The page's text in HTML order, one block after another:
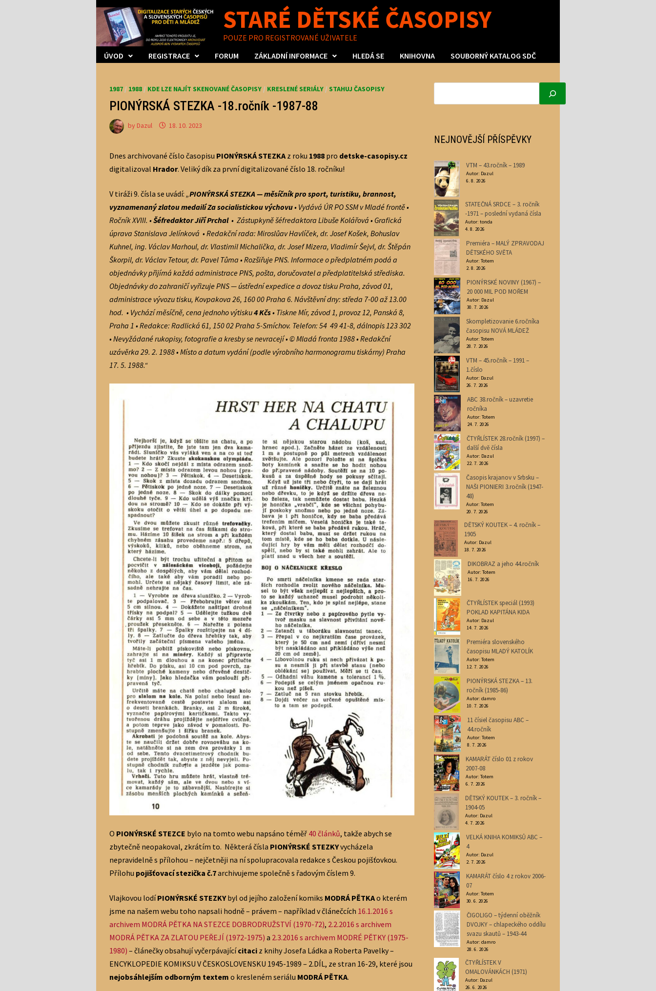
Skip
to
content
STARÉ DĚTSKÉ ČASOPISY
POUZE PRO REGISTROVANÉ UŽIVATELE
ÚVOD
REGISTRACE FORUM ZÁKLADNÍ INFORMACE HLEDÁ SE KNIHOVNA SOUBORNÝ KATALOG SDČ
1987 / 1988 / KDE LZE NAJÍT SKENOVANÉ ČASOPISY / KRESLENÉ SERIÁLY /STAHUJ ČASOPISY
PIONÝRSKÁ STEZKA -18.ročník -1987-88
byDazul 18. 10. 2023
Dnes archivované číslo časopisu PIONÝRSKÁ STEZKAz roku 1988 pro detske-casopisy.cz
digitalizoval Hrador. Veliký dík za první digitalizované číslo 18. ročníku!
V tiráži 9. čísla se uvádí: „PIONÝRSKÁ STEZKA — mě­síčník pro sport, turistiku, brannost,
vyznamenaný zla­tou medailí Za socialistic­kou výchovu• Vydává ÚR PO SSM v Mladé frontě •
Ročník XVIII. •Šéfredaktor Jiří Prchal• Zástupkyně šéfredaktora Libuše Kolářová • Grafická
úprava Stanislava Jelínková • Re­dakční rada: Miroslůav Havlíček, dr. Josef Košek, Bohuslav
Kuhnel, ing. Vác­lav Marhoul, dr. Vlasti­mil Michalička, dr. Josef Mizera, Vladimír Šejvl, dr. Štěpán
Škorpil, dr. Vác­lav Tetour, dr. Pavel Tů­ma • Rozšiřuje PNS. In­formace o předplatném podá a
objednávky přijímá kaž­dá administrace PNS, poš­ta, doručovatel a předpla­titelská střediska.
Objed­návky do zahraničí vyři­zuje PNS — ústřední ex­pedice a dovoz tisku Pra­ha, závod 01,
adminis­trace vývozu tisku, Kovpakova 26, 160 00 Praha 6. Návštěvní dny: středa 7-00 až 13.00
hod.• Vychází mě­síčně, cena jednoho výtis­ku4 Kčs• Tiskne Mír, zá­vod 1, provoz 12, Panská 8,
Praha 1 • Redakce: Radlic­ká 61, 150 02 Praha 5-Smíchov. Telefon: 54 49 41-8, dálnopis 123 302
• Nevyžá­dané rukopisy, fotografie a kresby se nevracejí • © Mladá fronta 1988 • Re­dakční
uzávěrka 29. 2. 1988 • Místo a datum vydání (podle výrobního harmono­gramu tiskárny) Praha
17. 5. 1988.“
O PIONÝRSKÉ STEZCE bylo na tomto webu napsáno téměř 40 článků, takže abych se
zbytečně neopakoval, zkrátím to. Některá čísla PIONÝRSKÉ STEZKYvycházela
nepravidelně s přílohou – nejčetněji na ní spolupracovala redakce s Českou pojišťovkou.
Přílohu pojišťovací stezička č.7archivujeme společně s řadovým číslem 9.
Vlajkovou lodíPIONÝRSKÉ STEZKYbyl od jejího založení komiks MODRÁ PĚTKAo kterém
jsme na našem webu toho napsali hodně – právem – například v článečcích 16.1.2016 s
archivem MODRÁ PĚTKA NA STEZCE DOBRODRUŽSTVÍ (1970-72), 2.2.2016 s archivem
MODRÁ PĚTKA ZA ZLATOU PEŘEJÍ (1972-1975) a 2.3.2016 s archivem MODRÉ PĚTKY (1975-
1980) – článečky obsahují vyčerpávajícícitaci z knihy Josefa Ládka a Roberta Pavelky –
ENCYKLOPEDIE KOMIKSU V ČESKOSLOVENSKU 1945-1989 – 2.DÍL, ze stran 16-29, které jsou
nejobsáhlejším odborným textemo kresleném seriálu MODRÁPĚTKA.
NEJNOVĚJŠÍ PŘÍSPĚVKY
VTM – 43.ročník – 1989
Autor: Dazul
6. 8. 2026
STATEČNÁ SRDCE – 3. ročník
-1971 – poslední vydaná čísla
Autor: tonda
4. 8. 2026
Premiéra – MALÝ ZPRAVODAJ
DĚTSKÉHO SVĚTA
Autor: Totem
2. 8. 2026
PIONÝRSKÉ NOVINY (1967) –
20 000 MIL POD MOŘEM
Autor: Dazul
30. 7. 2026
Skompletizovanie 6.ročníka
časopisu NOVÁ MLÁDEŽ
Autor: Totem
28. 7. 2026
VTM – 45.ročník – 1991 –
1.číslo
Autor: Dazul
26. 7. 2026
ABC 38.ročník – uzavretie
ročníka
Autor: Totem
24. 7. 2026
ČTYŘLÍSTEK 28.ročník (1997) –
další dvě čísla
Autor: Dazul
22. 7. 2026
Časopis krajanov v Srbsku –
NAŠI PIONIERI 3.ročník (1947-
48)
Autor: Totem
20. 7. 2026
DĚTSKÝ KOUTEK – 4. ročník –
1905
Autor: Dazul
18. 7. 2026
DIKOBRAZ a jeho 44.ročník
Autor: Totem
16. 7. 2026
ČTYŘLÍSTEK speciál (1993)
POKLAD KAPITÁNA KIDA
Autor: Dazul
14. 7. 2026
Premiéra slovenského
časopisu MLADÝ KATOLÍK
Autor: Totem
12. 7. 2026
PIONÝRSKÁ STEZKA – 13.
ročník (1985-86)
Autor: damro
10. 7. 2026
11 čísiel časopisu ABC –
44.ročník
Autor: Totem
8. 7. 2026
KAMARÁT číslo 01 z rokov
2007-08
Autor: Totem
6. 7. 2026
DĚTSKÝ KOUTEK – 3. ročník –
1904-05
Autor: Dazul
4. 7. 2026
VELKÁ KNIHA KOMIKSŮ ABC –
4
Autor: Dazul
2. 7. 2026
KAMARÁT číslo 4 z rokov 2006-
07
Autor: Totem
30. 6. 2026
ČIGOLIGO – týdenní oběžník
DVOJKY – chlapeckého oddílu
svazu skautů – 1943-44
Autor: damro
28. 6. 2026
ČTYŘLÍSTEK V
OMALOVÁNKÁCH (1971)
Autor: Dazul
26. 6. 2026